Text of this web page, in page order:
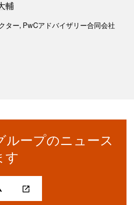
輔
ター, PwCアドバイザリー合同会社
ループのニュース
す